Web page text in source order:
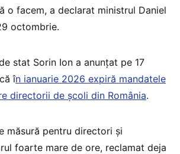
o facem, a declarat ministrul Daniel
octombrie.
stat Sorin Ion a anunțat pe 17
în ianuarie 2026 expiră mandatele
directorii de școli din România.
măsură pentru directori și
foarte mare de ore, reclamat deja